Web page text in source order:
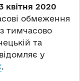
квітня 2020
обмеження
тимчасово
та
у
.